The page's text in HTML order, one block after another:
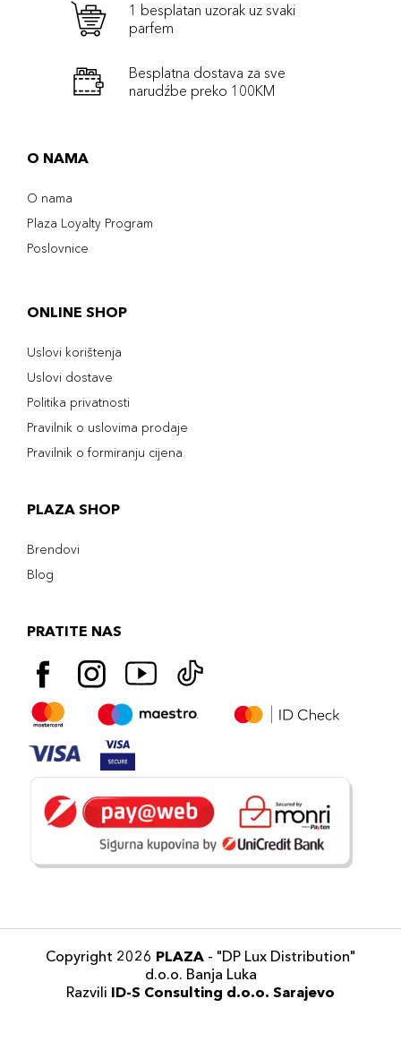
1 besplatan uzorak uz svaki
parfem
Besplatna dostava za sve
narudźbe preko 100KM
O NAMA
O nama
Plaza Loyalty Program
Poslovnice
ONLINE SHOP
Uslovi korištenja
Uslovi dostave
Politika privatnosti
Pravilnik o uslovima prodaje
Pravilnik o formiranju cijena
PLAZA SHOP
Brendovi
Blog
PRATITE NAS
Copyright 2026 PLAZA - "DP Lux Distribution"
d.o.o. Banja Luka
Razvili ID-S Consulting d.o.o. Sarajevo